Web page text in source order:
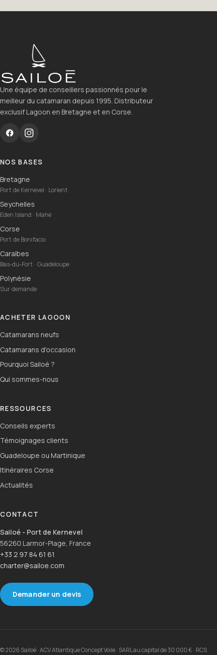
Une équipe de conseillers passionnés pour le
meilleur du catamaran depuis 1995. Distributeur
exclusif Lagoon en Bretagne et en Corse.
NOS BASES
Bretagne
Port de Kernevel · Lorient
Seychelles
Eden Island · Mahé
Corse
Port de Bonifacio
Caraïbes
Bas-du-Fort · Guadeloupe
Polynésie
Sur demande
ACHETER LAGOON
Catamarans neufs
Catamarans d'occasion
Pourquoi Sailoé ?
Qui sommes-nous
RESSOURCES
Conseils experts
Témoignages clients
Guadeloupe ou Martinique
Itinéraires Corse
Actualités
CONTACT
Sailoé - Port de Kernevel
56260 Larmor-Plage, France
+33 2 97 84 61 61
charter@sailoe.com
Demander un devis
© 2026 Sailoé · ACV Atlantique Concept Voile · SARL au capital de 30 000 € · RCS